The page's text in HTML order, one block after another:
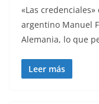
«Las
argentino Manuel
Alemania, lo que
Leer más